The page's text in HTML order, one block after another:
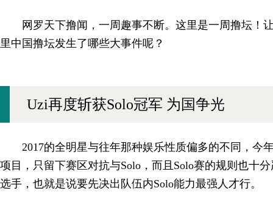
网罗天下撸闻，一周趣事不断。这里是一周撸坛！
里中国撸坛发生了哪些大事件呢？
Uzi再度斩获Solo冠军 为国争光
2017的全明星与往年那种娱乐性质偏多的不同，今
项目，只留下赛区对抗与Solo，而且Solo赛的规则也十
选手，也就是说要先决出队伍内Solo能力最强人才行。